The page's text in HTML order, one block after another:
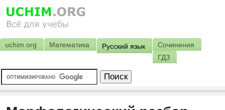
uchim.org Математика Русский язык
Сочинения
ГДЗ